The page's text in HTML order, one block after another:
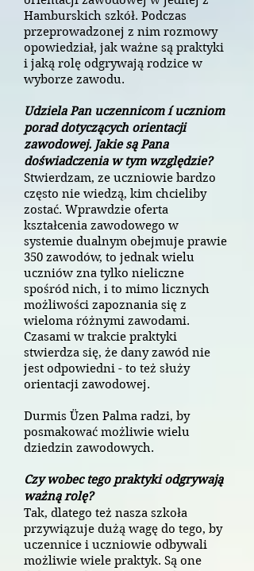
Hamburskich szkół. Podczas
przeprowadzonej z nim rozmowy
opowiedział, jak ważne są praktyki
i jaką rolę odgrywają rodzice w
wyborze zawodu.
Udziela Pan uczennicom í uczniom
porad dotyczących orientacji
zawodowej. Jakie są Pana
doświadczenia w tym względzie?
Stwierdzam, ze uczniowie bardzo
często nie wiedzą, kim chcieliby
zostać. Wprawdzie oferta
kształcenia zawodowego w
systemie dualnym obejmuje prawie
350 zawodów, to jednak wielu
uczniów zna tylko nieliczne
spośród nich, i to mimo licznych
możliwości zapoznania się z
wieloma różnymi zawodami.
Czasami w trakcie praktyki
stwierdza się, że dany zawód nie
jest odpowiedni - to też służy
orientacji zawodowej.
Durmis Üzen Palma radzi, by
posmakować możliwie wielu
dziedzin zawodowych.
Czy wobec tego praktyki odgrywają
ważną rolę?
Tak, dlatego też nasza szkoła
przywiązuje dużą wagę do tego, by
uczennice i uczniowie odbywali
możliwie wiele praktyk. Są one